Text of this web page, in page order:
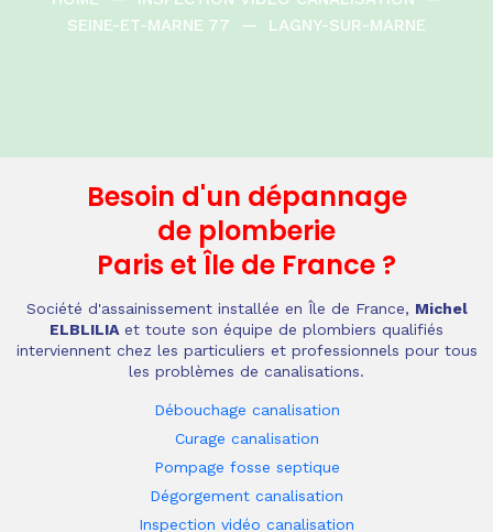
SEINE-ET-MARNE 77
— LAGNY-SUR-MARNE
Besoin d'un dépannage
de plomberie
Paris et Île de France ?
Société d'assainissement installée en Île de France, Michel
ELBLILIA et toute son équipe de plombiers qualifiés
interviennent chez les particuliers et professionnels pour tous
les problèmes de canalisations.
Débouchage canalisation
Curage canalisation
Pompage fosse septique
Dégorgement canalisation
Inspection vidéo canalisation